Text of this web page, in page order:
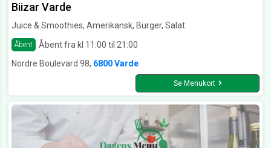
Biizar Varde
Juice & Smoothies, Amerikansk, Burger, Salat
Åbent
Åbent fra kl 11:00 til 21:00
Nordre Boulevard 98, 6800 Varde
Se Menukort